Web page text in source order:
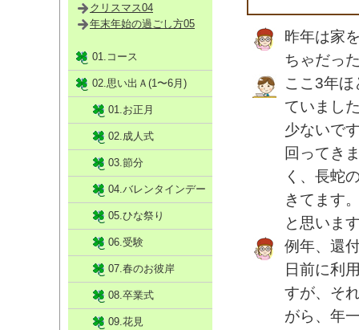
昨年は家
ちゃだっ
ここ3年
ていまし
少ないで
回ってき
く、長蛇
きてます
と思いま
例年、還
日前に利
すが、そ
がら、年
クリスマス04
年末年始の過ごし方05
01.コース
02.思い出Ａ(1〜6月)
01.お正月
02.成人式
03.節分
04.バレンタインデー
05.ひな祭り
06.受験
07.春のお彼岸
08.卒業式
09.花見